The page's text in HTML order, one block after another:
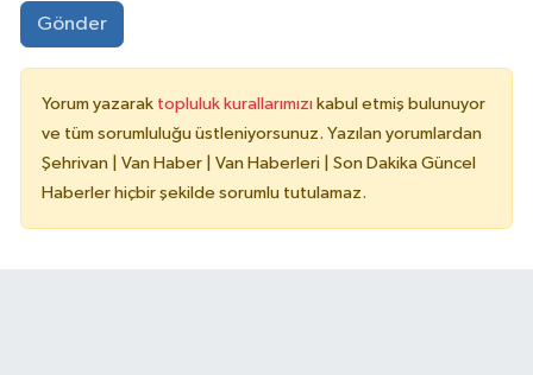
Gönder
Yorum yazarak topluluk kurallarımızı kabul etmiş bulunuyor
ve tüm sorumluluğu üstleniyorsunuz. Yazılan yorumlardan
Şehrivan | Van Haber | Van Haberleri | Son Dakika Güncel
Haberler hiçbir şekilde sorumlu tutulamaz.